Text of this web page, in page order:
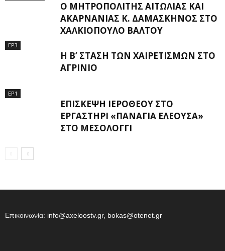
Ο ΜΗΤΡΟΠΟΛΊΤΗΣ ΑΙΤΩΛΊΑΣ ΚΑΙ
ΑΚΑΡΝΑΝΊΑΣ Κ. ΔΑΜΑΣΚΗΝΌΣ ΣΤΟ
ΧΑΛΚΙΌΠΟΥΛΟ ΒΆΛΤΟΥ
EP3
Η Β’ ΣΤΆΣΗ ΤΩΝ ΧΑΙΡΕΤΙΣΜΏΝ ΣΤΟ
ΑΓΡΊΝΙΟ
EP1
ΕΠΊΣΚΕΨΗ ΙΕΡΌΘΕΟΥ ΣΤΟ
ΕΡΓΑΣΤΉΡΙ «ΠΑΝΑΓΊΑ ΕΛΕΟΎΣΑ»
ΣΤΟ ΜΕΣΟΛΌΓΓΙ
Επικοινωνία: info@axeloostv.gr, bokas@otenet.gr